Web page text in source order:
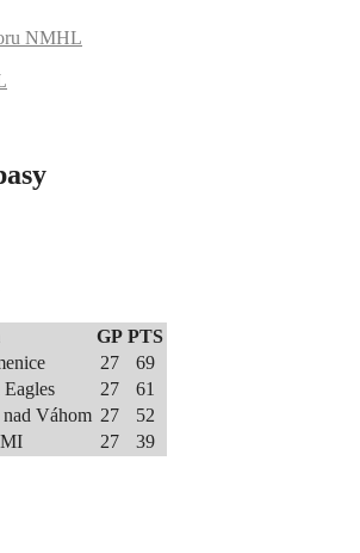
NMHL
GP PTS
27
69
27
61
Váhom 27
52
27
39